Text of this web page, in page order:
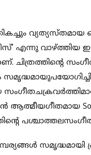
എന്നു
ചിത്രത്തിന്റെ